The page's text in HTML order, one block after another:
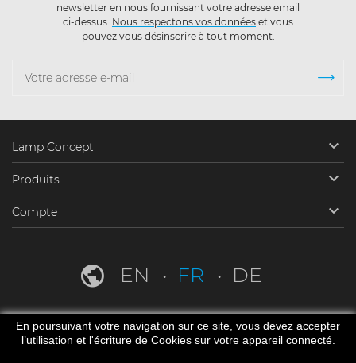
newsletter en nous fournissant votre adresse email
ci-dessus. Nous respectons vos données et vous
pouvez vous désinscrire à tout moment.
Lamp Concept 
Produits 
Compte 
EN FR DE
En poursuivant votre navigation sur ce site, vous devez accepter
l’utilisation et l'écriture de Cookies sur votre appareil connecté.